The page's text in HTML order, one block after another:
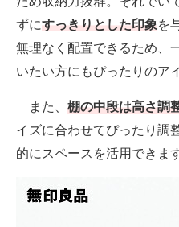
ずにすっきりとした印象を
無理なく配置できるため、
いたい方にもぴったりのア
また、 棚の中段は高さ調
イズに合わせてぴったり調
的にスペースを活用できます